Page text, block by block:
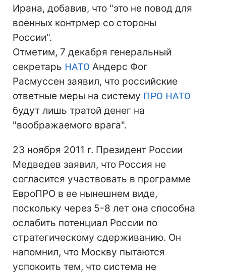
Ирана, добавив, что "это не повод для
военных контрмер со стороны
России".
Отметим, 7 декабря генеральный
секретарь НАТО Андерс Фог
Расмуссен заявил, что российские
ответные меры на систему ПРО НАТО
будут лишь тратой денег на
"воображаемого врага".
23 ноября 2011 г. Президент России
Медведев заявил, что Россия не
согласится участвовать в программе
ЕвроПРО в ее нынешнем виде,
поскольку через 5-8 лет она способна
ослабить потенциал России по
стратегическому сдерживанию. Он
напомнил, что Москву пытаются
успокоить тем, что система не